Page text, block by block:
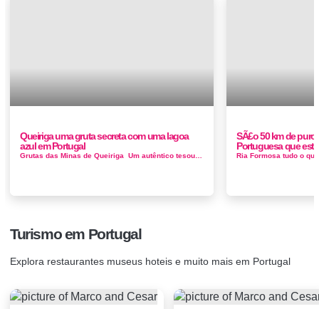
Queiriga uma gruta secreta com uma lagoa
azul em Portugal
SÃ£o 50 km de
Portuguesa que
Turismo em Portugal
Explora restaurantes museus hoteis e muito mais em Portugal